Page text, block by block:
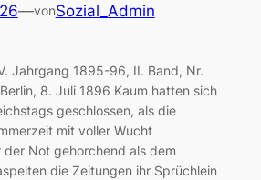
—vonSozial_Admin
Jahrgang 1895-96, II. Band, Nr.
8. Juli 1896 Kaum hatten sich
geschlossen, als die
mit voller Wucht
der Not gehorchend als dem
die Zeitungen ihr Sprüchlein